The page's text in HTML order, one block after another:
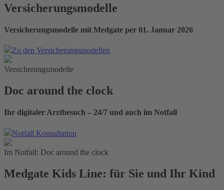
Versicherungsmodelle
Versicherungsmodelle mit Medgate per 01. Januar 2026
Zu den Versicherungsmodellen
Versicherungsmodelle
Doc around the clock
Ihr digitaler Arztbesuch – 24/7 und auch im Notfall
Notfall Konsultation
Im Notfall: Doc around the clock
Medgate Kids Line: für Sie und Ihr Kind